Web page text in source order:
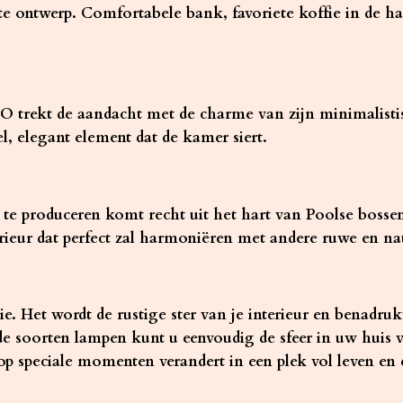
ontwerp. Comfortabele bank, favoriete koffie in de
trekt de aandacht met de charme van zijn
elegant element dat de kamer siert.
produceren komt recht uit het hart van Poolse
dat perfect zal harmoniëren met andere ruwe en
Het wordt de rustige ster van je interieur en
lampen kunt u eenvoudig de sfeer in uw huis
speciale momenten verandert in een plek vol leven en